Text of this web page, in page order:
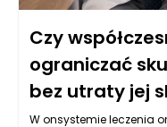
Czy
ograniczać
bez utraty jej
W onsystemie leczenia